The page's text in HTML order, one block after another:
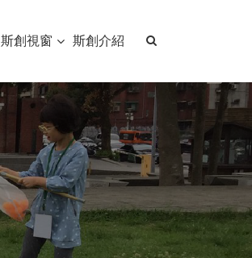
斯創視窗 斯創介紹